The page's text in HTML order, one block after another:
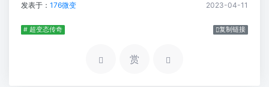
发表于： 176微变 2023-04-11
# 超变态传奇 复制链接
赏